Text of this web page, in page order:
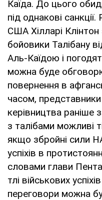
Каїда. До цього
під однакові
США Хілларі
бойовики Талібану
Аль-Каїдою і
можна буде
повернення в
часом,
керівництва раніше
з талібами можливі
якщо збройні сили
успіхів в
словами глави
тлі військових
переговори можна